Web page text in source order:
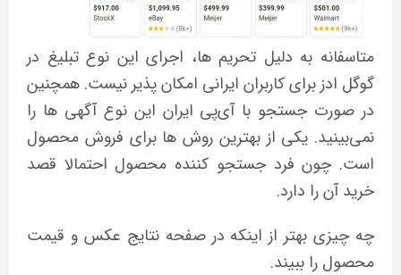
متاسفانه به دلیل تحریم ها، اجرای این نوع تبلیغ در
گوگل ادز برای کاربران ایرانی امکان پذیر نیست. همچنین
در صورت جستجو با آی‌پی ایران این نوع آگهی ها را
نمی‌بینید. یکی از بهترین روش ها برای فروش محصول
است. چون فرد جستجو کننده محصول احتمالا قصد
خرید آن را دارد.
چه چیزی بهتر از اینکه در صفحه نتایج عکس و قیمت
محصول را ببیند.